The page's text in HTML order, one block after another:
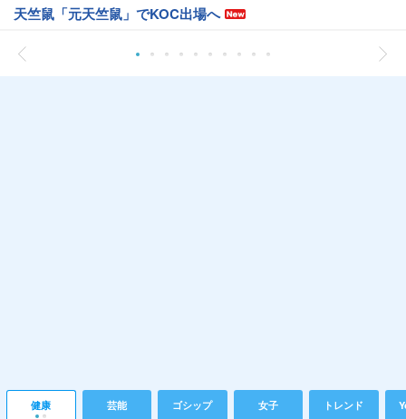
天竺鼠「元天竺鼠」でKOC出場へ
健康 芸能 ゴシップ 女子 トレンド